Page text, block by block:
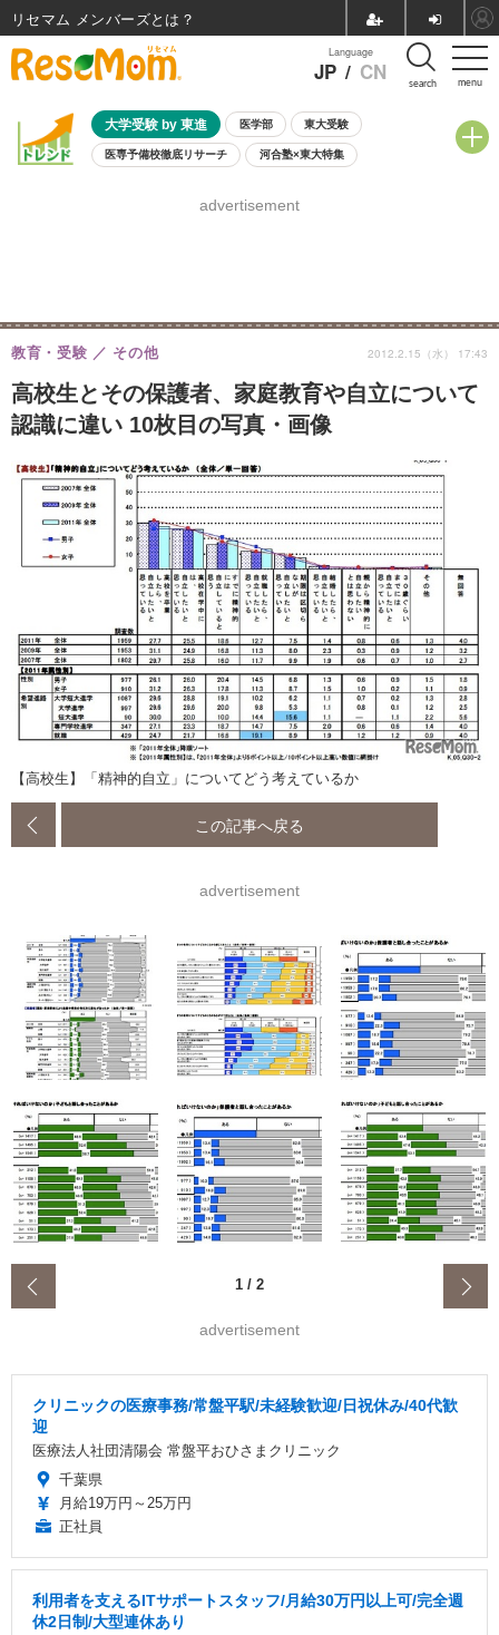
menu
Language
JP / CN search
大学受験 by 東進 医学部 東大受験
医専予備校徹底リサーチ 河合塾×東大特集
8月開催学校説明会・相談会
advertisement
高校生とその保護者、家庭教育や自立について
認識に違い 10枚目の写真・画像
教育・受験 その他 2012.2.15（水） 17:43
【高校生】「精神的自立」についてどう考えているか
この記事へ戻る
advertisement
1 / 2
advertisement
クリニックの医療事務/常盤平駅/未経験歓迎/日祝休み/40代歓
迎
医療法人社団清陽会 常盤平おひさまクリニック
千葉県
月給19万円～25万円
正社員
利用者を支えるITサポートスタッフ/月給30万円以上可/完全週
休2日制/大型連休あり
リセマム メンバーズ